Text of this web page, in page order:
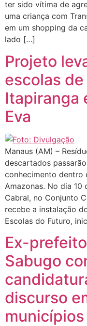
ter sido vítima de
uma criança com
em um shopping da
lado […]
Projeto
escolas
Itapiranga
Eva
Manaus (AM) –
descartados
conhecimento dentro
Amazonas. No dia 10
Cabral, no Conjunto
recebe a instalação
Escolas do Futuro,
Ex-
Sabugo
discurso
municípios